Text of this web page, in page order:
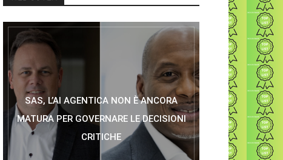
SAS, L’AI AGENTICA NON È ANCORA
MATURA PER GOVERNARE LE DECISIONI
CRITICHE